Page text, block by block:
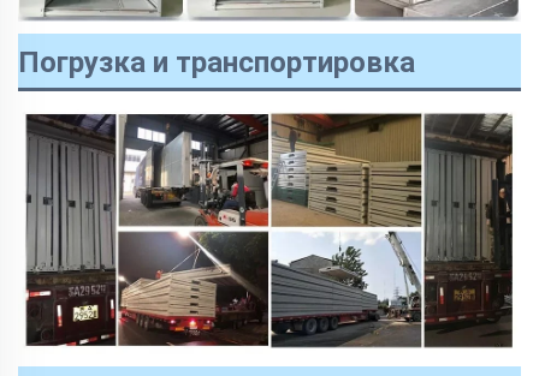
Погрузка и транспортировка